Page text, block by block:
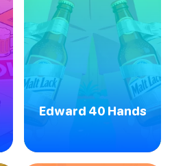
Edward 40 Hands